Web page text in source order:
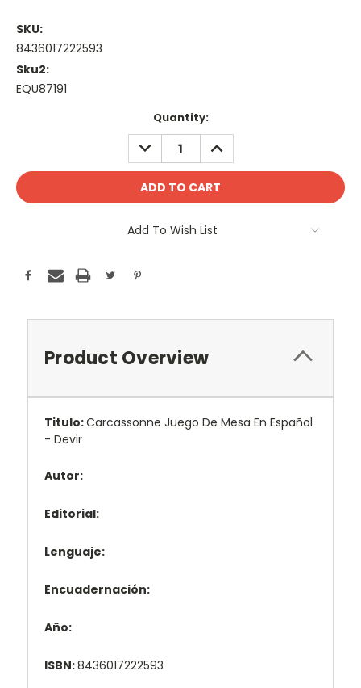
SKU:
8436017222593
Sku2:
EQU87191
Quantity:
DECREASE
QUANTITY:
INCREASE
QUANTITY:
Add To Wish List
Product Overview
Titulo:Carcassonne Juego De Mesa En Español
- Devir
Autor:
Editorial:
Lenguaje:
Encuadernación:
Año:
ISBN:8436017222593